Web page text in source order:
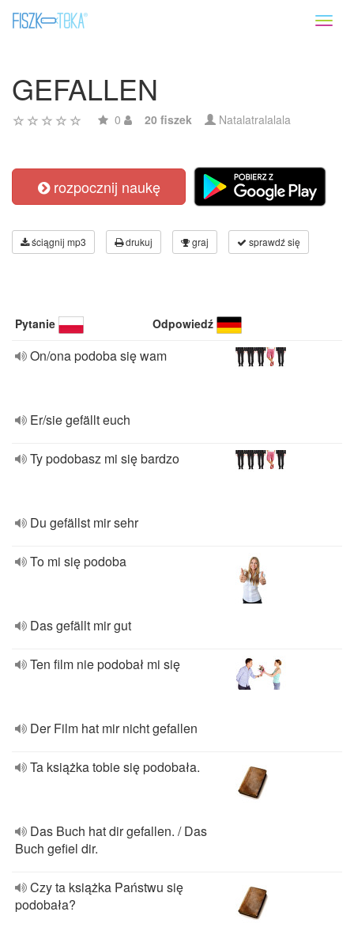
GEFALLEN
0 20 fiszek Natalatralalala
rozpocznij naukę
ściągnij mp3 drukuj graj sprawdź się
Pytanie Odpowiedź
On/ona podoba się wam
Er/sie gefällt euch
Ty podobasz mi się bardzo
Du gefällst mir sehr
To mi się podoba
Das gefällt mir gut
Ten film nie podobał mi się
Der Film hat mir nicht gefallen
Ta książka tobie się podobała.
Das Buch hat dir gefallen. / Das
Buch gefiel dir.
Czy ta książka Państwu się
podobała?